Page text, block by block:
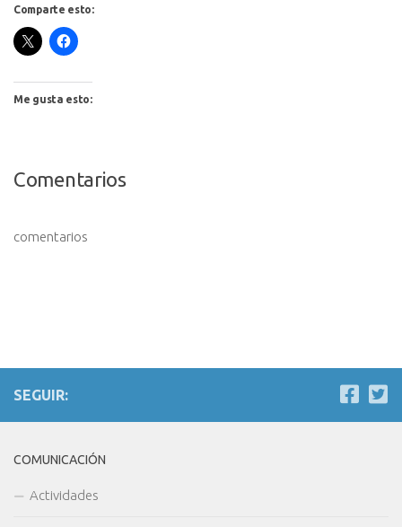
Comparte esto:
Me gusta esto:
Comentarios
comentarios
SEGUIR:
COMUNICACIÓN
Actividades